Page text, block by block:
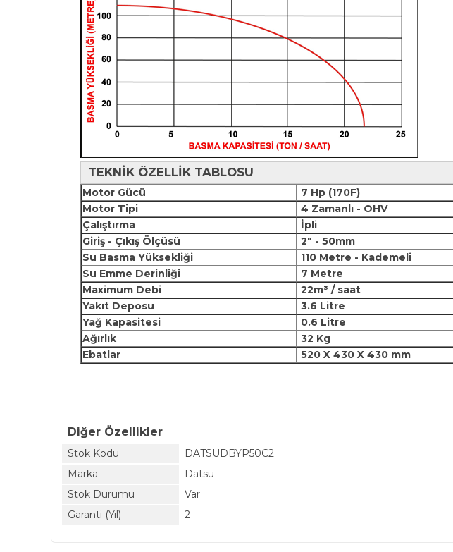
TEKNİK ÖZELLİK TABLOSU
Motor Gücü
7 Hp (170F)
Motor Tipi
4 Zamanlı - OHV
Çalıştırma
İpli
Giriş - Çıkış Ölçüsü
2" - 50mm
Su Basma Yüksekliği
110 Metre - Kademeli
Su Emme Derinliği
7 Metre
Maximum Debi
22m³ / saat
Yakıt Deposu
3.6 Litre
Yağ Kapasitesi
0.6 Litre
Ağırlık
32 Kg
Ebatlar
520 X 430 X 430 mm
Diğer Özellikler
Stok Kodu
DATSUDBYP50C2
Marka
Datsu
Stok Durumu
Var
Garanti (Yıl)
2